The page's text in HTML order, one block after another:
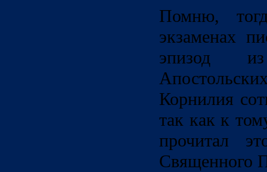
Помню,
экзаменах
эпизод
Корнилия
так как к
прочитал
Священного